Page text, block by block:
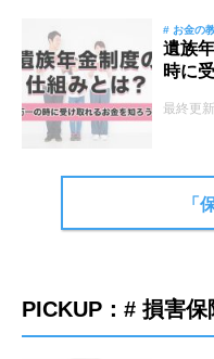
# お金の
遺族
時に
最終更
「
PICKUP：# 損害保